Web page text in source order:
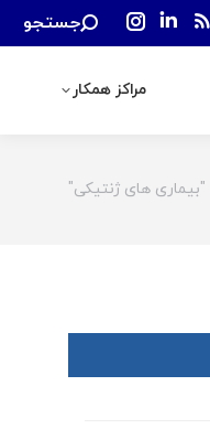
Rss
window
Linkedin
opens
window
Instagram
opens
window
Search:
جستجو
مراکز همکار
مراکز همکار